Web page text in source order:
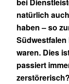
bei
natürlich
haben – so
Südwestfalen
waren. Dies
passiert